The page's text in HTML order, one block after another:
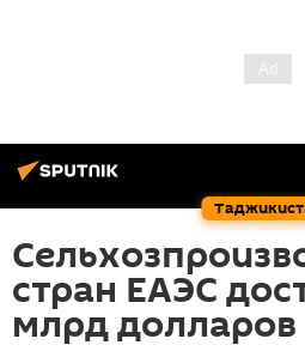
стран ЕАЭС
млрд долларов